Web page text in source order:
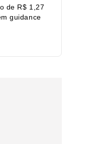
de R$ 1,27
guidance